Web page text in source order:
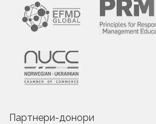
Партнери-донори